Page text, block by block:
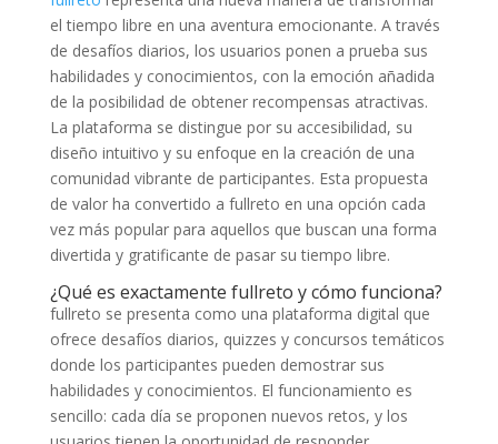
el tiempo libre en una aventura emocionante. A través
de desafíos diarios, los usuarios ponen a prueba sus
habilidades y conocimientos, con la emoción añadida
de la posibilidad de obtener recompensas atractivas.
La plataforma se distingue por su accesibilidad, su
diseño intuitivo y su enfoque en la creación de una
comunidad vibrante de participantes. Esta propuesta
de valor ha convertido a fullreto en una opción cada
vez más popular para aquellos que buscan una forma
divertida y gratificante de pasar su tiempo libre.
¿Qué es exactamente fullreto y cómo funciona?
fullreto se presenta como una plataforma digital que
ofrece desafíos diarios, quizzes y concursos temáticos
donde los participantes pueden demostrar sus
habilidades y conocimientos. El funcionamiento es
sencillo: cada día se proponen nuevos retos, y los